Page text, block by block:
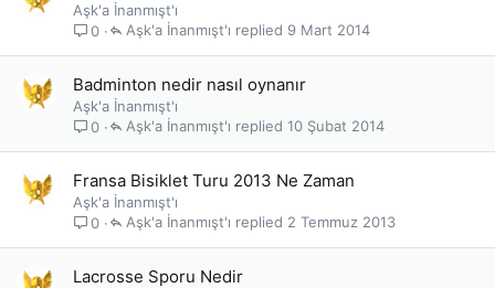
Aşk'a İnanmışt'ı
0
9 Mart 2014
Aşk'a İnanmışt'ı
Badminton nedir nasıl oynanır
Aşk'a İnanmışt'ı
0
10 Şubat 2014
Aşk'a İnanmışt'ı
Fransa Bisiklet Turu 2013 Ne Zaman
Aşk'a İnanmışt'ı
0
2 Temmuz 2013
Aşk'a İnanmışt'ı
Lacrosse Sporu Nedir